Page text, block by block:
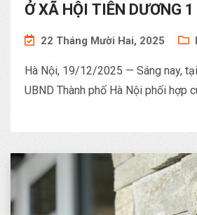
Ở XÃ HỘI TIÊN DƯƠNG
THAM GIA TƯ VẤN GIÁM
22 Tháng Mười Hai, 2025
Hà Nội, 19/12/2025 — Sáng nay,
UBND Thành phố Hà Nội phối hợp